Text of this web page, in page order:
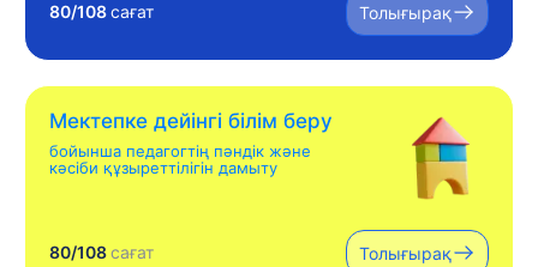
80/108сағат Толығырақ
Мектепке дейінгі білім беру
бойынша педагогтің пәндік және
кәсіби құзыреттілігін дамыту
80/108сағат Толығырақ